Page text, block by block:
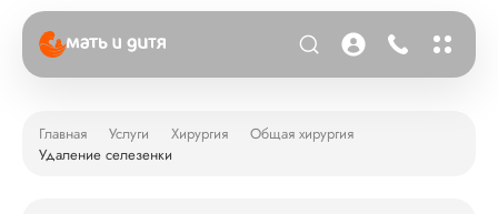
Главная Услуги Хирургия
Общая хирургия
Удаление селезенки